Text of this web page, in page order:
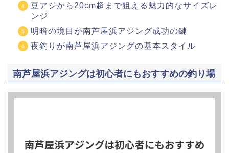
豆アジから20cm超まで狙える魅力的なサイズレ
ンジ
明暗の境目が南芦屋浜アジング成功の鍵
夜釣りが南芦屋浜アジングの基本スタイル
南芦屋浜アジングは初心者にもおすすめの釣り場